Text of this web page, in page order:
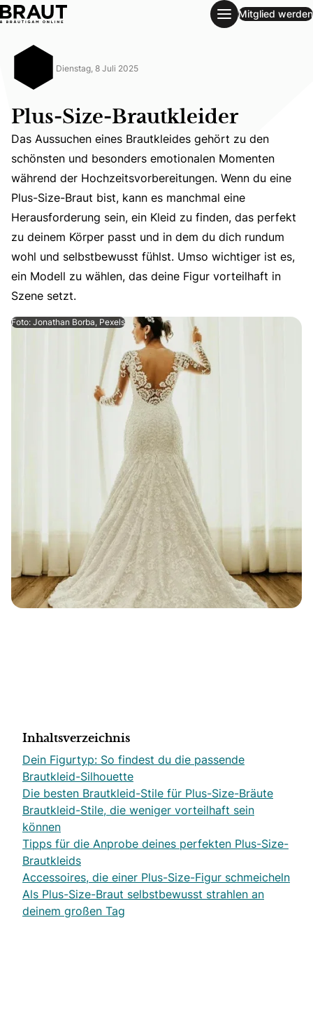
Mitglied werden
Dienstag, 8 Juli 2025
Plus-Size-Brautkleider
Das Aussuchen eines Brautkleides gehört zu den
Das Aussuchen eines Brautkleides gehört zu den
schönsten und besonders emotionalen Momenten
während der Hochzeitsvorbereitungen. Wenn du eine
Plus-Size-Braut bist, kann es manchmal eine
Herausforderung sein, ein Kleid zu finden, das perfekt
zu deinem Körper passt und in dem du dich rundum
wohl und selbstbewusst fühlst. Umso wichtiger ist es,
ein Modell zu wählen, das deine Figur vorteilhaft in
Szene setzt.
Foto: Jonathan Borba, Pexels
Inhaltsverzeichnis
Dein Figurtyp: So findest du die passende
Brautkleid-Silhouette
Die besten Brautkleid-Stile für Plus-Size-Bräute
Brautkleid-Stile, die weniger vorteilhaft sein
können
Tipps für die Anprobe deines perfekten Plus-Size-
Brautkleids
Accessoires, die einer Plus-Size-Figur schmeicheln
Als Plus-Size-Braut selbstbewusst strahlen an
deinem großen Tag